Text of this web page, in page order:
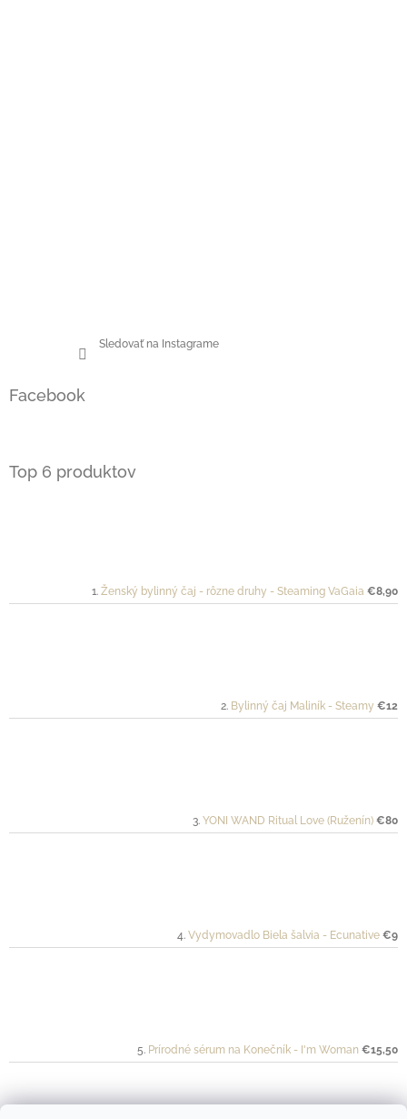
Sledovať na Instagrame
Facebook
Top 6 produktov
Ženský bylinný čaj - rôzne druhy - Steaming VaGaia €8,90
Bylinný čaj Maliník - Steamy €12
YONI WAND Ritual Love (Ruženín) €80
Vydymovadlo Biela šalvia - Ecunative €9
Prírodné sérum na Konečník - I'm Woman €15,50